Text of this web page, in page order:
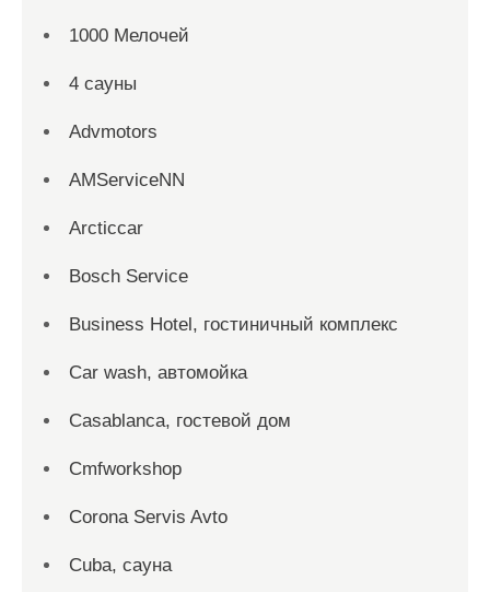
1000 Мелочей
4 сауны
Advmotors
AMServiceNN
Arcticcar
Bosch Service
Business Hotel, гостиничный комплекс
Car wash, автомойка
Casablanca, гостевой дом
Cmfworkshop
Corona Servis Avto
Cuba, сауна